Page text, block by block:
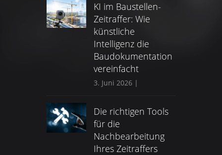
KI im Baustellen-
Zeitraffer: Wie
künstliche
Intelligenz die
Baudokumentation
vereinfacht
3. Juni 2026 |
Die richtigen Tools
für die
Nachbearbeitung
Ihres Zeitraffers